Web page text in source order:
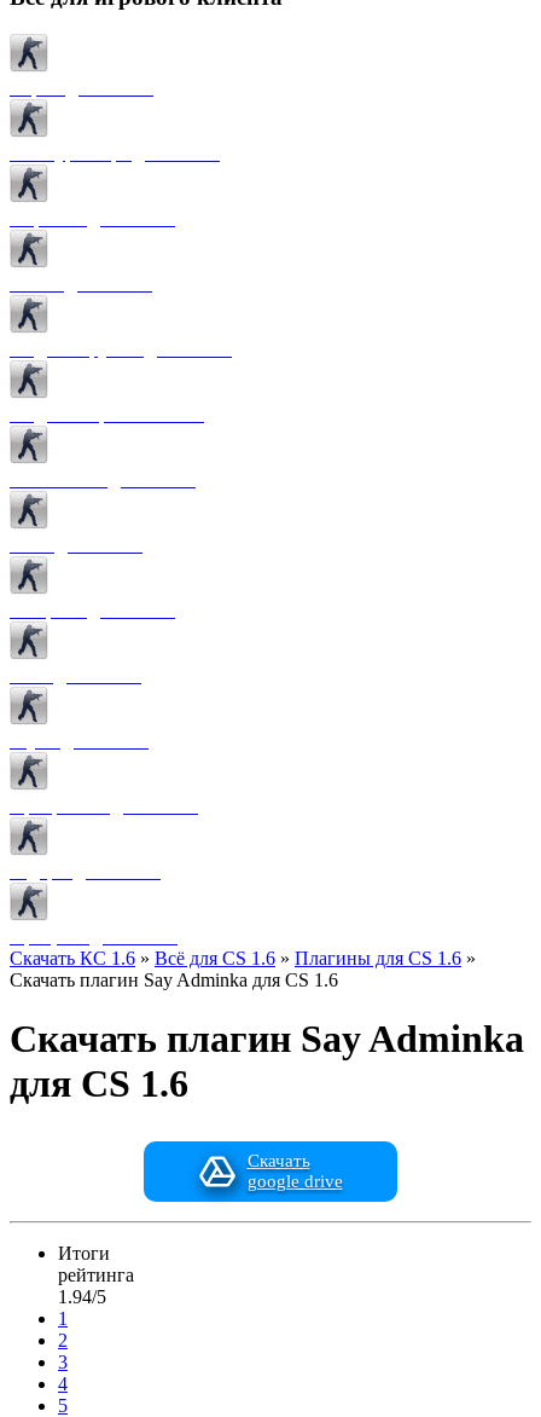
Скачать КС 1.6 » Всё для CS 1.6 » Плагины для CS 1.6 »
Скачать плагин Say Adminka для CS 1.6
Скачать плагин Say Adminka
для CS 1.6
Скачать
google drive
Итоги
рейтинга
1.94/5
1
2
3
4
5